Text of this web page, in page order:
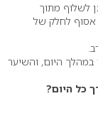
לשלוף מתוך
אסוף לחלק של
במהלך היום, והשיער
כל היום?